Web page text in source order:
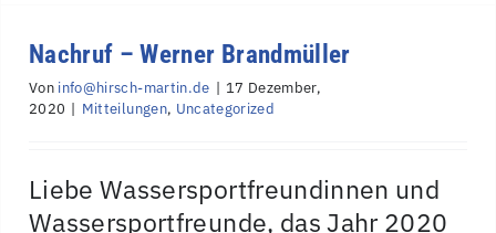
Nachruf – Werner Brandmüller
Von info@hirsch-martin.de | 17 Dezember,
2020 | Mitteilungen, Uncategorized
Liebe Wassersportfreundinnen und
Wassersportfreunde, das Jahr 2020